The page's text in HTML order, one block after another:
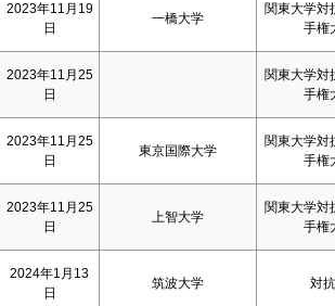
2023年11月19
日
一橋大学
関東大学対
手権
2023年11月25
日
関東大学対
手権
2023年11月25
日
東京国際大学
関東大学対
手権
2023年11月25
日
上智大学
関東大学対
手権
2024年1月13
日
筑波大学 対